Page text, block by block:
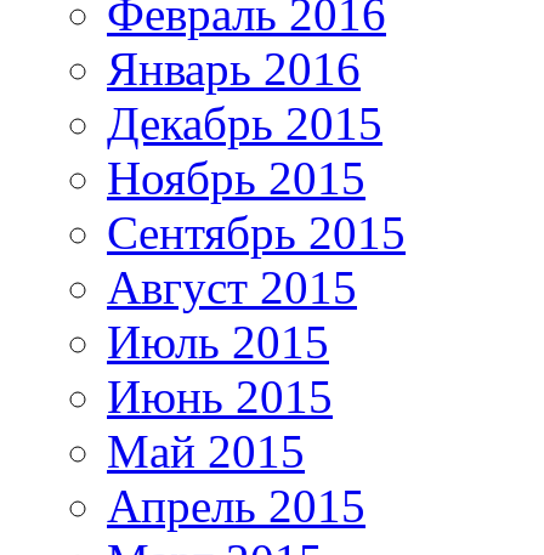
Февраль 2016
Январь 2016
Декабрь 2015
Ноябрь 2015
Сентябрь 2015
Август 2015
Июль 2015
Июнь 2015
Май 2015
Апрель 2015